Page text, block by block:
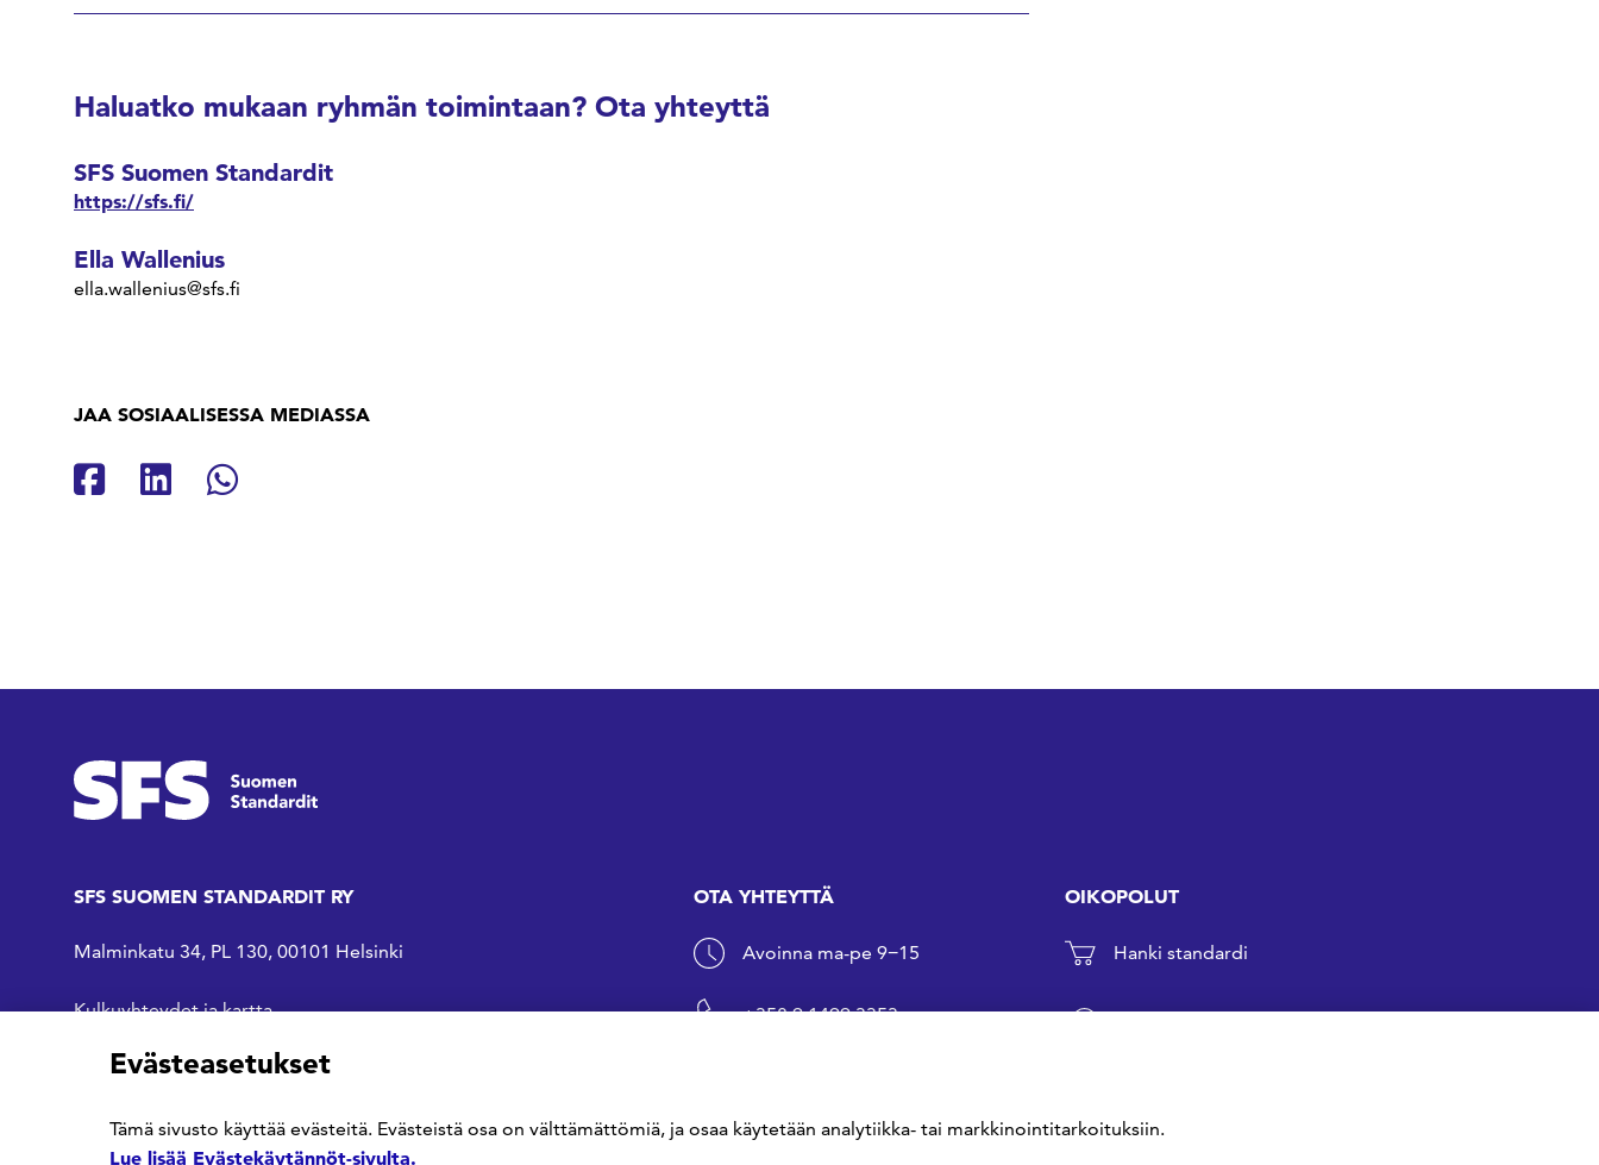
Haluatko mukaan ryhmän toimintaan? Ota yhteyttä
SFS Suomen Standardit
https://sfs.fi/
Ella Wallenius
ella.wallenius@sfs.fi
JAA SOSIAALISESSA MEDIASSA
Jaa Facebookissa
Jaa Linkedinissä
Jaa Whatsappissa
SFS SUOMEN STANDARDIT RY
Malminkatu 34, PL 130, 00101 Helsinki
Kulkuyhteydet ja kartta
SFS Facebookissa
SFS Linkedinissä
SFS Youtubessa
OTA YHTEYTTÄ
Avoinna ma-pe 9−15
+358 9 1499 3353
OIKOPOLUT
Hanki standardi
Evästeasetukset
Tämä sivusto käyttää evästeitä. Evästeistä osa on välttämättömiä, ja osaa käytetään analytiikka- tai markkinointitarkoituksiin.
Lue lisää Evästekäytännöt-sivulta.